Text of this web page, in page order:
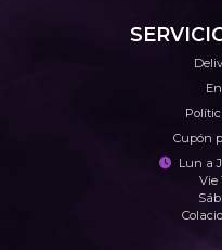
Cupón
Lun a
Vie
Sáb